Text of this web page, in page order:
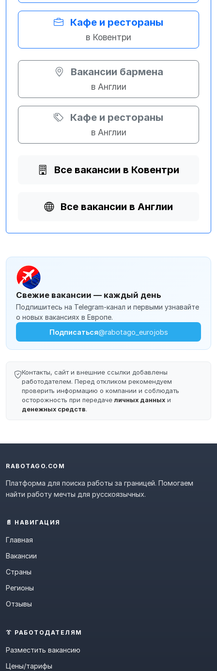
Кафе и рестораны
в Ковентри
Вакансии бармена
в Англии
Кафе и рестораны
в Англии
Все вакансии в Ковентри
Все вакансии в Англии
Свежие вакансии — каждый день
Подпишитесь на Telegram-канал и первыми узнавайте
о новых вакансиях в Европе.
Подписаться@rabotago_eurojobs
Контакты, сайт и внешние ссылки добавлены
работодателем. Перед откликом рекомендуем
проверить информацию о компании и соблюдать
осторожность при передачеличных данных и
денежных средств.
RABOTAGO.COM
Платформа для поиска работы за границей. Помогаем
найти работу мечты для русскоязычных.
📄 НАВИГАЦИЯ
Главная
Вакансии
Страны
Регионы
Отзывы
👔 РАБОТОДАТЕЛЯМ
Разместить вакансию
Цены/тарифы